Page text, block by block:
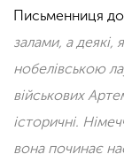
Письменниця
залами, а деякі,
нобелівською
військових
історичні.
вона починає